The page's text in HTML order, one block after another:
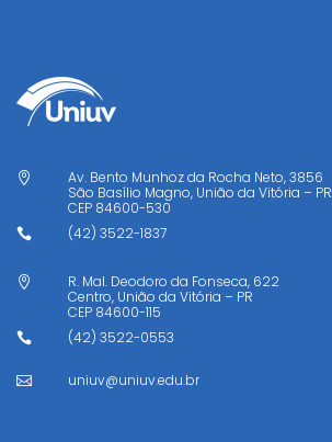

Av. Bento Munhoz da Rocha Neto, 3856
São Basílio Magno, União da Vitória – PR
CEP 84600-530
 (42) 3522-1837

R. Mal. Deodoro da Fonseca, 622
Centro, União da Vitória – PR
CEP 84600-115
 (42) 3522-0553
 uniuv@uniuv.edu.br